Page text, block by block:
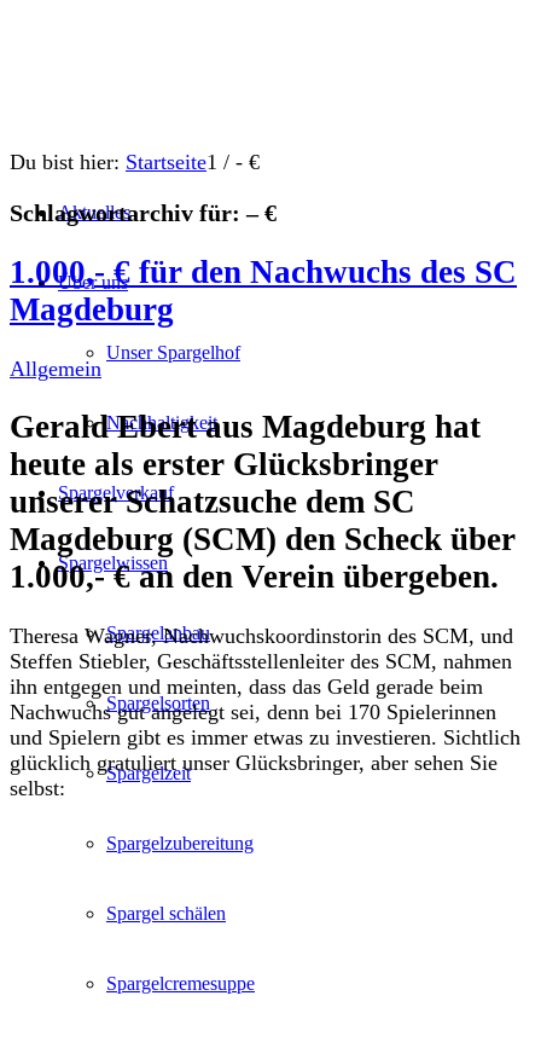
Aktuelles
Über uns
Unser Spargelhof
Nachhaltigkeit
Spargelverkauf
Spargelwissen
Spargelanbau
Spargelsorten
Spargelzeit
Spargelzubereitung
Spargel schälen
Spargelcremesuppe
Du bist hier: Startseite1 / - €
Schlagwortarchiv für:– €
1.000,- € für den Nachwuchs des SC
Magdeburg
Allgemein
Gerald Ebert aus Magdeburg hat
heute als erster Glücksbringer
unserer Schatzsuche dem SC
Magdeburg (SCM) den Scheck über
1.000,- € an den Verein übergeben.
Theresa Wagner, Nachwuchskoordinstorin des SCM, und
Steffen Stiebler, Geschäftsstellenleiter des SCM, nahmen
ihn entgegen und meinten, dass das Geld gerade beim
Nachwuchs gut angelegt sei, denn bei 170 Spielerinnen
und Spielern gibt es immer etwas zu investieren. Sichtlich
glücklich gratuliert unser Glücksbringer, aber sehen Sie
selbst: